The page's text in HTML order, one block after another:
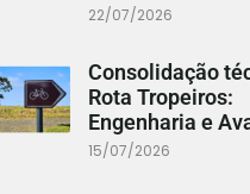
22/07/2026
Consolidação
Rota Tropeiros:
Engenharia e
15/07/2026